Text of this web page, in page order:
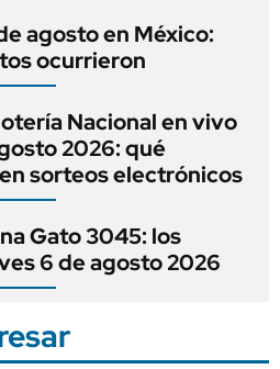
agosto en México:
ocurrieron
Nacional en vivo
2026: qué
sorteos electrónicos
Gato 3045: los
6 de agosto 2026